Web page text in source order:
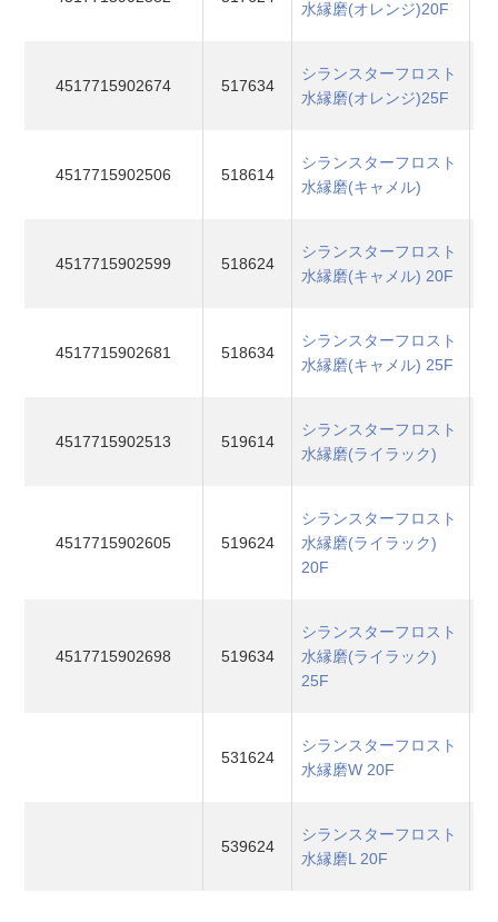
水縁磨(オレンジ)20F
4517715902674 517634
シランスターフロスト
水縁磨(オレンジ)25F
4517715902506 518614
シランスターフロスト
水縁磨(キャメル)
4517715902599 518624
シランスターフロスト
水縁磨(キャメル) 20F
4517715902681 518634
シランスターフロスト
水縁磨(キャメル) 25F
4517715902513 519614
シランスターフロスト
水縁磨(ライラック)
4517715902605 519624
シランスターフロスト
水縁磨(ライラック)
20F
4517715902698 519634
シランスターフロスト
水縁磨(ライラック)
25F
531624
シランスターフロスト
水縁磨W 20F
539624
シランスターフロスト
水縁磨L 20F